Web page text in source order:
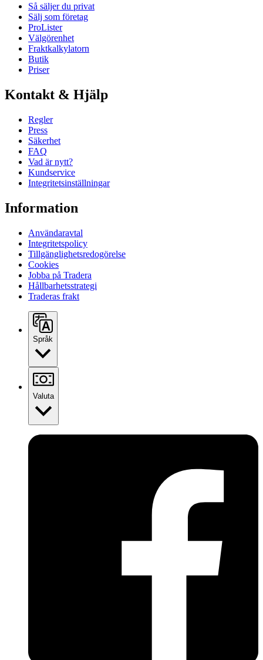
Så säljer du privat
Sälj som företag
ProLister
Välgörenhet
Fraktkalkylatorn
Butik
Priser
Kontakt & Hjälp
Regler
Press
Säkerhet
FAQ
Vad är nytt?
Kundservice
Integritetsinställningar
Information
Användaravtal
Integritetspolicy
Tillgänglighetsredogörelse
Cookies
Jobba på Tradera
Hållbarhetsstrategi
Traderas frakt
Språk
Valuta